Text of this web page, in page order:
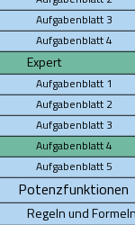
Aufgabenblatt 3
Aufgabenblatt 4
Expert
Aufgabenblatt 1
Aufgabenblatt 2
Aufgabenblatt 3
Aufgabenblatt 4
Aufgabenblatt 5
Potenzfunktionen
Regeln und Formeln